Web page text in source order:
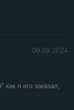
09.09.2024
я его заказал,